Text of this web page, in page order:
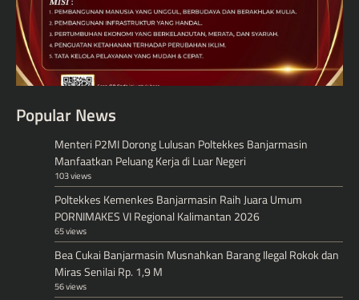
Popular News
Menteri P2MI Dorong Lulusan Poltekkes Banjarmasin
Manfaatkan Peluang Kerja di Luar Negeri
103 views
Poltekkes Kemenkes Banjarmasin Raih Juara Umum
PORNIMAKES VI Regional Kalimantan 2026
65 views
Bea Cukai Banjarmasin Musnahkan Barang Ilegal Rokok dan
Miras Senilai Rp. 1,9 M
56 views